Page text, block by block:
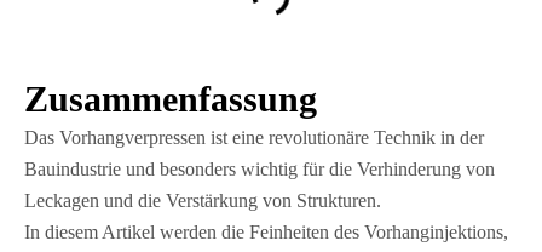
Zusammenfassung
Das Vorhangverpressen ist eine revolutionäre Technik in der
Bauindustrie und besonders wichtig für die Verhinderung von
Leckagen und die Verstärkung von Strukturen.
In diesem Artikel werden die Feinheiten des Vorhanginjektions,